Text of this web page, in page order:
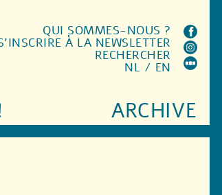
ARCHIVE
QUI SOMMES-NOUS ?
À LA NEWSLETTER
RECHERCHER
NL / EN